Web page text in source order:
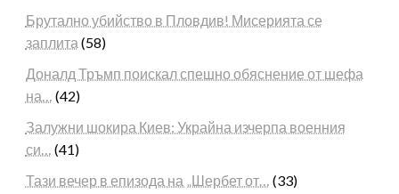
Брутално убийство в Пловдив! Мисерията се
заплита (58)
Доналд Тръмп поискал спешно обяснение от шефа
на…
(42)
Залужни шокира Киев: Украйна изчерпа военния
си…
(41)
Тази вечер в епизода на „Шербет от…
(33)